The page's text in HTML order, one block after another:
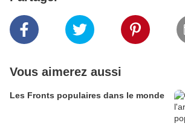
Vous aimerez aussi
Les Fronts populaires dans le monde